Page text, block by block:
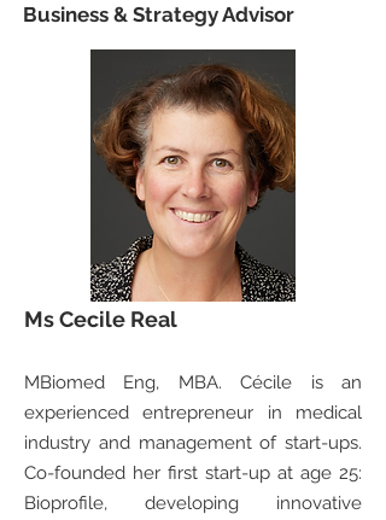
Business & Strategy Advisor
Ms Cecile Real
MBiomed Eng, MBA. Cécile is an
experienced entrepreneur in medical
industry and management of start-ups.
Co-founded her first start-up at age 25:
Bioprofile, developing innovative